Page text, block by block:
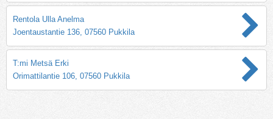
Rentola Ulla Anelma
Joentaustantie 136, 07560 Pukkila
T:mi Metsä Erki
Orimattilantie 106, 07560 Pukkila